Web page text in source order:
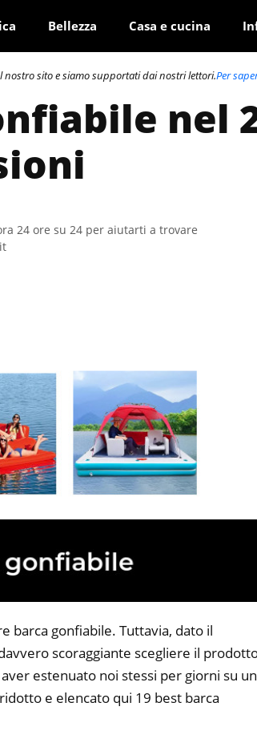
Bellezza Casa e cucina
sito e siamo supportati dai nostri lettori.Per
nel
24 ore su 24 per aiutarti a trovare
barca gonfiabile. Tuttavia, dato il
scoraggiante scegliere il
estenuato noi stessi per giorni su un
e elencato qui 19 best barca